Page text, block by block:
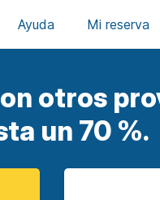
otros
un 70 %.